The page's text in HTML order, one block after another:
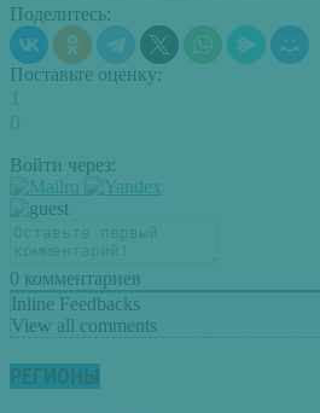
Поделитесь:
Поставьте оценку:
Войти через:
0 комментариев
Inline Feedbacks
View all comments
РЕГИОНЫ